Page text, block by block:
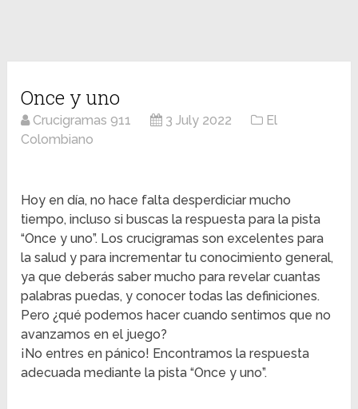
Once y uno
Crucigramas 911 3 July 2022
El
Colombiano
Hoy en día, no hace falta desperdiciar mucho
tiempo, incluso si buscas la respuesta para la pista
“Once y uno”. Los crucigramas son excelentes para
la salud y para incrementar tu conocimiento general,
ya que deberás saber mucho para revelar cuantas
palabras puedas, y conocer todas las definiciones.
Pero ¿qué podemos hacer cuando sentimos que no
avanzamos en el juego?
¡No entres en pánico! Encontramos la respuesta
adecuada mediante la pista “Once y uno”.